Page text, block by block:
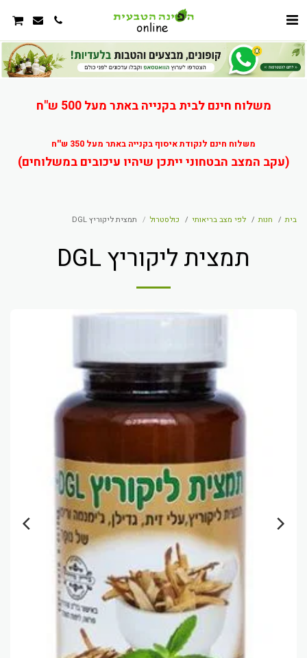
משלוח חינם לבית בקנייה באתר מעל 500 ש"ח
משלוח חינם לנקודת איסוף בקנייה באתר מעל 350 ש''ח
(עקב המצב הבטחוני ייתכן שיהיו עיכובים במשלוחים)
בית חנות לפי מצב בריאותי כולסטרול תמצית ליקוריץ DGL
תמצית ליקוריץ DGL